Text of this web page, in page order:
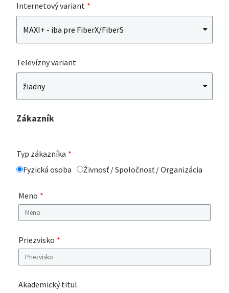
Internetový variant
Televízny variant
Zákazník
Typ zákazníka
Fyzická osoba
Živnosť / Spoločnosť / Organizácia
Meno
Priezvisko
Akademický titul